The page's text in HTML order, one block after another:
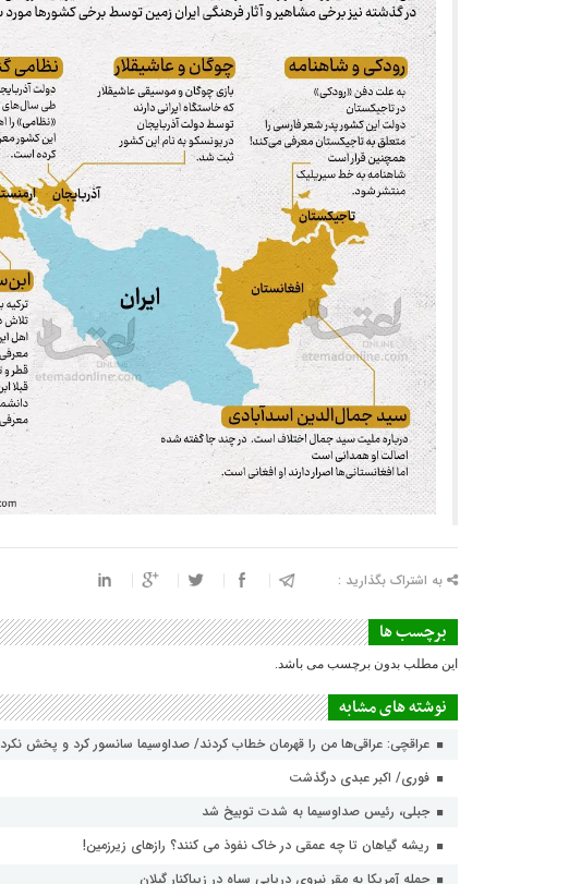
به اشتراک بگذارید :
برچسب ها
این مطلب بدون برچسب می باشد.
نوشته های مشابه
عراقچی: عراقی‌ها من را قهرمان خطاب کردند/ صداوسیما سانسور کرد و پخش نکرد
فوری/ اکبر عبدی درگذشت
جبلی، رئیس صداوسیما به شدت توبیخ شد
ریشه گیاهان تا چه عمقی در خاک نفوذ می کنند؟ رازهای زیرزمین!
حمله آمریکا به مقر نیروی دریایی سپاه در زیباکنار گیلان